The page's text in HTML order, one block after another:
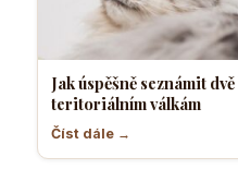
Jak úspěšně seznámit
teritoriálním válkám
Číst dále →